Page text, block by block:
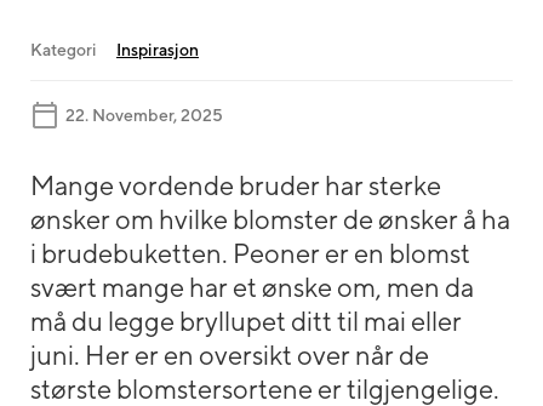
22. November, 2025
Kategori Inspirasjon
Mange vordende bruder har sterke
ønsker om hvilke blomster de ønsker å ha
i brudebuketten. Peoner er en blomst
svært mange har et ønske om, men da
må du legge bryllupet ditt til mai eller
juni. Her er en oversikt over når de
største blomstersortene er tilgjengelige.